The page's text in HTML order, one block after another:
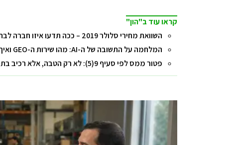
קראו עוד ב"הון"
השוואת מחירי סלולר 2019 – ככה תדעו איזו חברה לבחור (והמעבר פשוט)!
המלחמה על התשובה של ה-AI: מהו שירות ה-GEO ואיך הוא משפיע על השורה התחתונה של העסק?
פטור ממס לפי סעיף 9(5): לא רק הטבה, אלא רכיב בתכנון המס הכולל